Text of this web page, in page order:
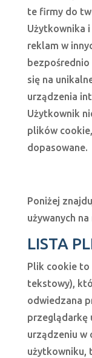
te firmy do
Użytkownika
reklam w
bezpośrednio
się na
urządzenia
Użytkownik
plików
dopasowane.
Poniżej
używanych
LISTA
Plik cookie to
tekstowy),
odwiedzana
przeglądarkę
urządzeniu w
użytkowniku,